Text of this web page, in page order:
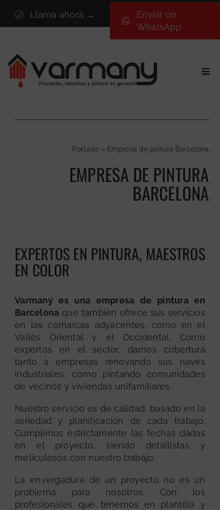
contenido
Llama ahora →
Enviar un
WhatsApp
Sectores
Portada » Empresa de pintura Barcelona
EMPRESA DE PINTURA
BARCELONA
EXPERTOS EN PINTURA, MAESTROS
EN COLOR
Varmany es una empresa de pintura en
Barcelona que también ofrece sus servicios
en las comarcas adyacentes, como en el
Vallés Oriental y el Occidental. Como
expertos en el sector, damos cobertura
tanto a empresas renovando sus naves
industriales, como pintando comunidades
de vecinos y viviendas unifamiliares.
Nuestro servicio es de calidad, basado en la
seriedad y planificación de cada trabajo.
Cumplimos estrictamente las fechas dadas
en el proyecto, siendo detallistas y
meticulosos con nuestro trabajo.
La envergadura de un proyecto no es un
problema para nosotros. Con los
profesionales que tenemos en plantilla y